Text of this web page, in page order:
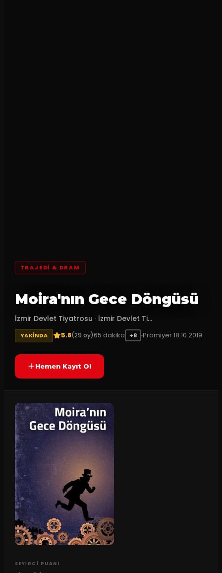
TRAJEDI & DRAM
Moira'nın Gece Döngüsü
İzmir Devlet Tiyatrosu · İzmir Devlet Ti...
YAKINDA 5.8(29 oy)65 dakika +8 Prömiyer18.10.2019
Hemen Kayıt Ol
SEYIRCI PUANI